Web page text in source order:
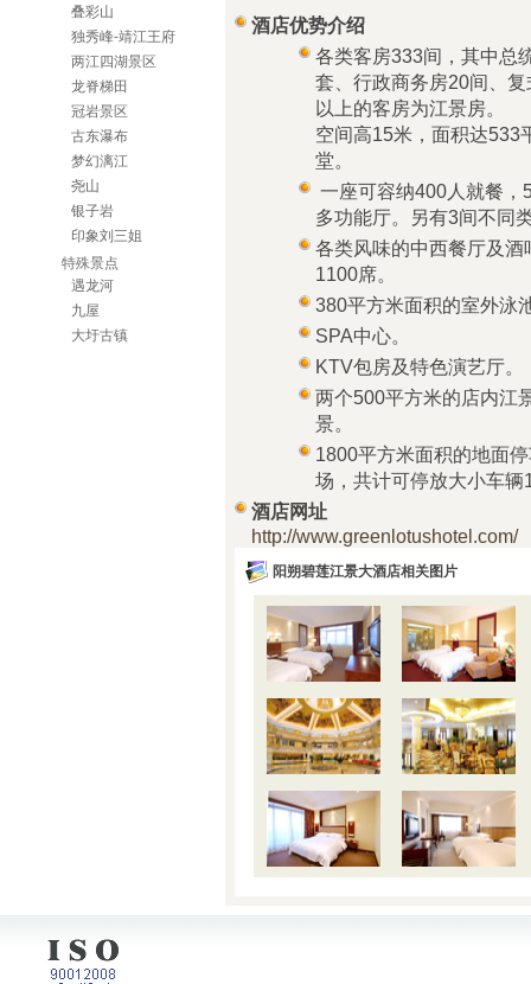
叠彩山
独秀峰-靖江王府
两江四湖景区
龙脊梯田
冠岩景区
古东瀑布
梦幻漓江
尧山
银子岩
印象刘三姐
特殊景点
遇龙河
九屋
大圩古镇
酒店优势介绍
各类客房333间，其中总
套、行政商务房20间、
以上的客房为江景房。
空间高15米，面积达533
堂。
一座可容纳400人就餐，
多功能厅。另有3间不同
各类风味的中西餐厅及
1100席。
380平方米面积的室外泳
SPA中心。
KTV包房及特色演艺厅。
两个500平方米的店内江
景。
1800平方米面积的地面
场，共计可停放大小车辆
酒店网址
http://www.greenlotushotel.com/
阳朔碧莲江景大酒店相关图片